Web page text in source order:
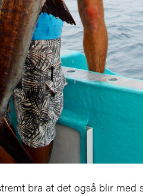
bra at det også blir med